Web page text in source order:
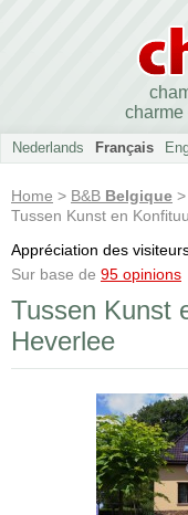
charme
Nederlands Français
Home > B&B Belgique >
Tussen Kunst en
Appréciation des
Sur base de 95 opinions
Tussen Kunst
Heverlee